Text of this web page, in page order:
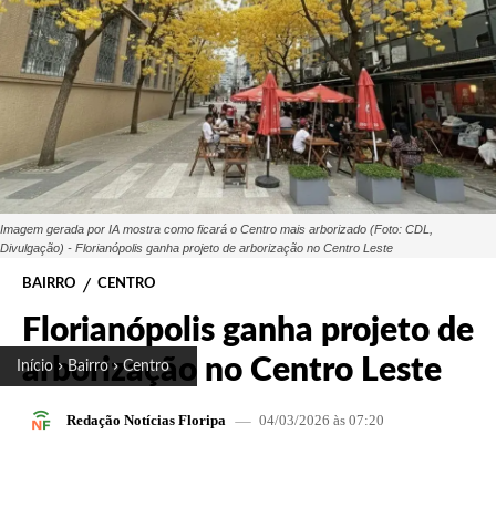
Início Bairro Centro
Imagem gerada por IA mostra como ficará o Centro mais arborizado (Foto: CDL,
Divulgação) - Florianópolis ganha projeto de arborização no Centro Leste
BAIRRO CENTRO
Florianópolis ganha projeto de
arborização no Centro Leste
Redação Notícias Floripa 04/03/2026 às 07:20